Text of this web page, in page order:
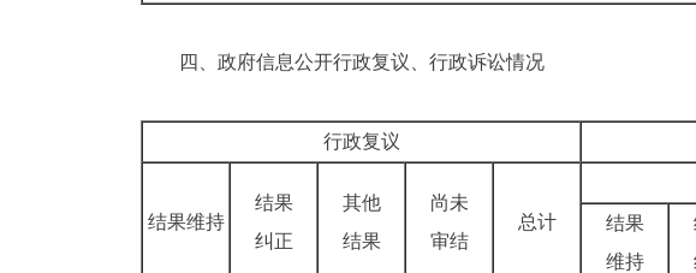
四、政府信息公开行政复议、行政诉讼情况
行政复议
结果维持
结果
纠正
其他
结果
尚未
审结
总计
结果
维持